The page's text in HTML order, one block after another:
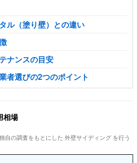
ル（塗り壁）との違い
ナンスの目安
者選びの2つのポイント
相場
自の調査をもとにした 外壁サイディング を行う